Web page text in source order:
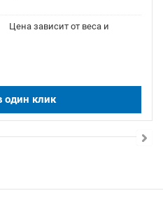
Цена зависит от веса и
один клик